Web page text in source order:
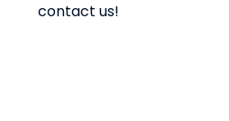
contact us!